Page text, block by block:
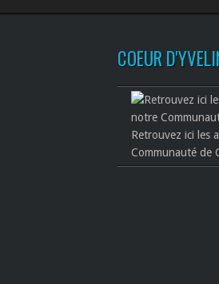
COEUR
Retrouvez ici les
Communauté de